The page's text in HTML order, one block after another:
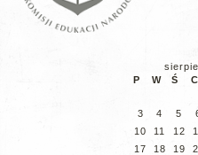
P
W Ś C
3
4 5
10
11 12
17
18 19